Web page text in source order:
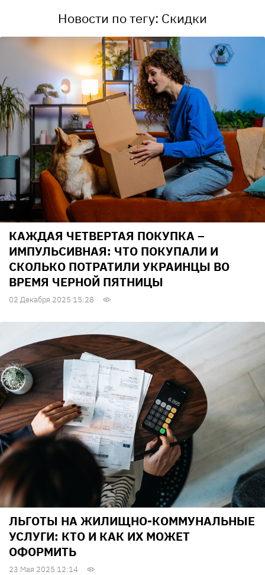
Новости по тегу: Скидки
КАЖДАЯ ЧЕТВЕРТАЯ ПОКУПКА –
ИМПУЛЬСИВНАЯ: ЧТО ПОКУПАЛИ И
СКОЛЬКО ПОТРАТИЛИ УКРАИНЦЫ ВО
ВРЕМЯ ЧЕРНОЙ ПЯТНИЦЫ
02 Декабря 2025 15:28
ЛЬГОТЫ НА ЖИЛИЩНО-КОММУНАЛЬНЫЕ
УСЛУГИ: КТО И КАК ИХ МОЖЕТ
ОФОРМИТЬ
23 Мая 2025 12:14